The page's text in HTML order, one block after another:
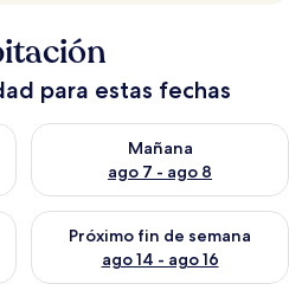
para estas fechas
hoy ago 6 - ago 7
Mañana
ago 7 - ago 8
Consulta la disponibilidad
este fin de semana ago 7 -
Próximo fin de semana
ago 14 - ago 16
Consulta la disponibilidad